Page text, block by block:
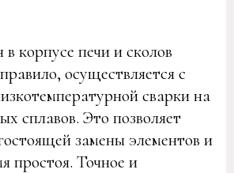
корпусе печи и сколов
осуществляется с
сварки на
сплавов. Это позволяет
замены элементов и
простоя. Точное и